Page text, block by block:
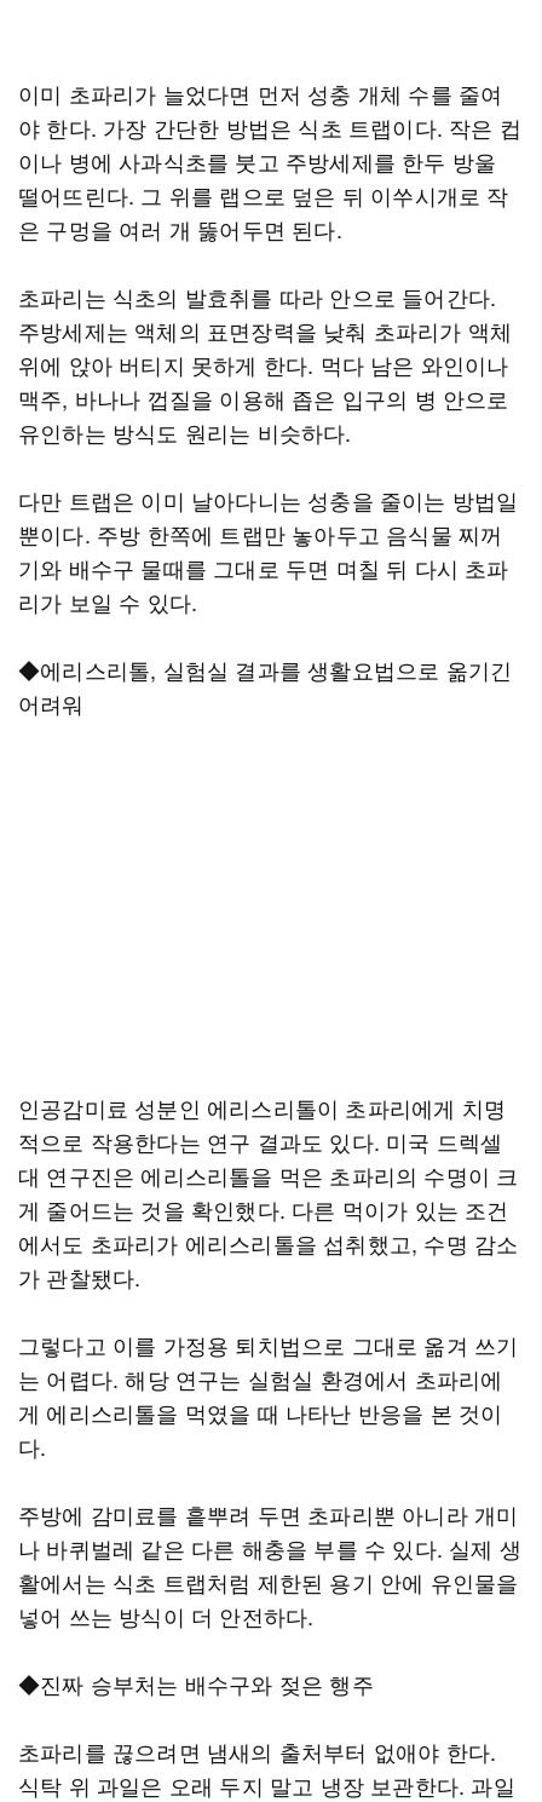
이미 초파리가 늘었다면 먼저 성충 개체 수를 줄여
야 한다. 가장 간단한 방법은 식초 트랩이다. 작은 컵
이나 병에 사과식초를 붓고 주방세제를 한두 방울
떨어뜨린다. 그 위를 랩으로 덮은 뒤 이쑤시개로 작
은 구멍을 여러 개 뚫어두면 된다.
초파리는 식초의 발효취를 따라 안으로 들어간다.
주방세제는 액체의 표면장력을 낮춰 초파리가 액체
위에 앉아 버티지 못하게 한다. 먹다 남은 와인이나
맥주, 바나나 껍질을 이용해 좁은 입구의 병 안으로
유인하는 방식도 원리는 비슷하다.
다만 트랩은 이미 날아다니는 성충을 줄이는 방법일
뿐이다. 주방 한쪽에 트랩만 놓아두고 음식물 찌꺼
기와 배수구 물때를 그대로 두면 며칠 뒤 다시 초파
리가 보일 수 있다.
◆에리스리톨, 실험실 결과를 생활요법으로 옮기긴
어려워
인공감미료 성분인 에리스리톨이 초파리에게 치명
적으로 작용한다는 연구 결과도 있다. 미국 드렉셀
대 연구진은 에리스리톨을 먹은 초파리의 수명이 크
게 줄어드는 것을 확인했다. 다른 먹이가 있는 조건
에서도 초파리가 에리스리톨을 섭취했고, 수명 감소
가 관찰됐다.
그렇다고 이를 가정용 퇴치법으로 그대로 옮겨 쓰기
는 어렵다. 해당 연구는 실험실 환경에서 초파리에
게 에리스리톨을 먹였을 때 나타난 반응을 본 것이
다.
주방에 감미료를 흩뿌려 두면 초파리뿐 아니라 개미
나 바퀴벌레 같은 다른 해충을 부를 수 있다. 실제 생
활에서는 식초 트랩처럼 제한된 용기 안에 유인물을
넣어 쓰는 방식이 더 안전하다.
◆진짜 승부처는 배수구와 젖은 행주
초파리를 끊으려면 냄새의 출처부터 없애야 한다.
식탁 위 과일은 오래 두지 말고 냉장 보관한다. 과일